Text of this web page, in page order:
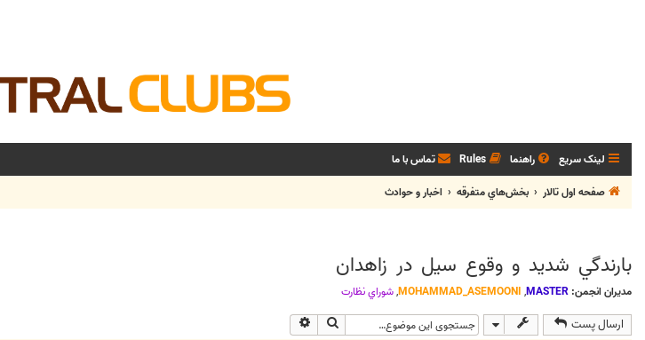
لینک سریع راهنما Rules تماس با ما
صفحه اول تالار
بخش‌‌هاي متفرقه اخبار و حوادث
بارندگي شديد و وقوع سيل در زاهدان
مدیران انجمن: MASTER
,
MOHAMMAD_ASEMOONI
,شوراي نظارت
ارسال پست جستجو